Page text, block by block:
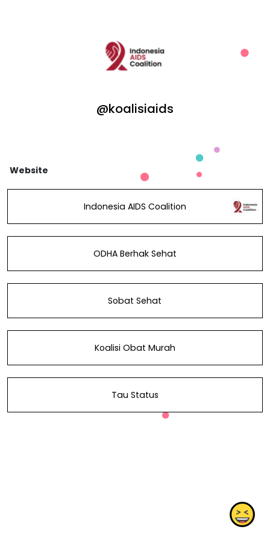
@koalisiaids
Website
Indonesia AIDS Coalition
ODHA Berhak Sehat
Sobat Sehat
Koalisi Obat Murah
Tau Status